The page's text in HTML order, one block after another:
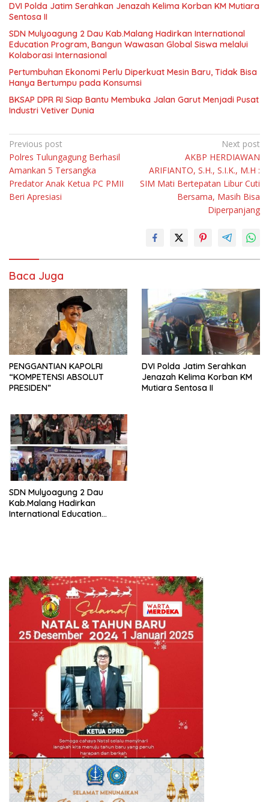
DVI Polda Jatim Serahkan Jenazah Kelima Korban KM Mutiara
Sentosa II
SDN Mulyoagung 2 Dau Kab.Malang Hadirkan International
Education Program, Bangun Wawasan Global Siswa melalui
Kolaborasi Internasional
Pertumbuhan Ekonomi Perlu Diperkuat Mesin Baru, Tidak Bisa
Hanya Bertumpu pada Konsumsi
BKSAP DPR RI Siap Bantu Membuka Jalan Garut Menjadi Pusat
Industri Vetiver Dunia
Navigasi
pos
Previous post
Polres Tulungagung Berhasil
Amankan 5 Tersangka
Predator Anak Ketua PC PMII
Beri Apresiasi
Next post
AKBP HERDIAWAN
ARIFIANTO, S.H., S.I.K., M.H :
SIM Mati Bertepatan Libur Cuti
Bersama, Masih Bisa
Diperpanjang
Baca Juga
PENGGANTIAN KAPOLRI
“KOMPETENSI ABSOLUT
PRESIDEN”
DVI Polda Jatim Serahkan
Jenazah Kelima Korban KM
Mutiara Sentosa II
SDN Mulyoagung 2 Dau
Kab.Malang Hadirkan
International Education